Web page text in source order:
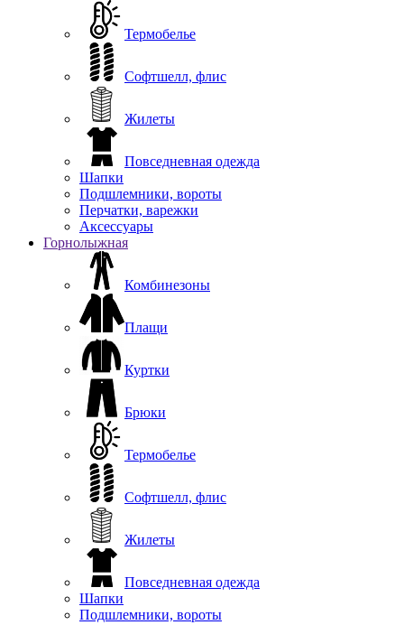
Термобелье
Софтшелл, флис
Жилеты
Повседневная одежда
Шапки
Подшлемники, вороты
Перчатки, варежки
Аксессуары
Горнолыжная
Комбинезоны
Плащи
Куртки
Брюки
Термобелье
Софтшелл, флис
Жилеты
Повседневная одежда
Шапки
Подшлемники, вороты